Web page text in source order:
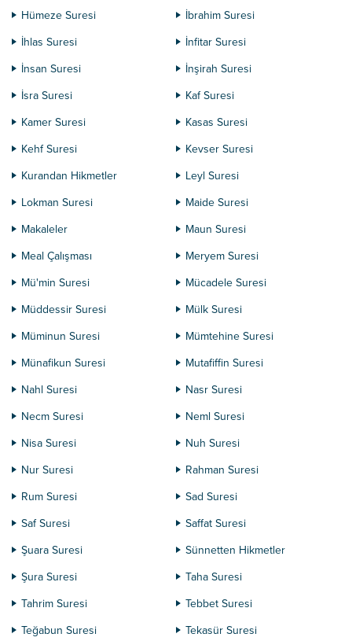
Hümeze Suresi
İbrahim Suresi
İhlas Suresi
İnfitar Suresi
İnsan Suresi
İnşirah Suresi
İsra Suresi
Kaf Suresi
Kamer Suresi
Kasas Suresi
Kehf Suresi
Kevser Suresi
Kurandan Hikmetler
Leyl Suresi
Lokman Suresi
Maide Suresi
Makaleler
Maun Suresi
Meal Çalışması
Meryem Suresi
Mü'min Suresi
Mücadele Suresi
Müddessir Suresi
Mülk Suresi
Müminun Suresi
Mümtehine Suresi
Münafikun Suresi
Mutafiffin Suresi
Nahl Suresi
Nasr Suresi
Necm Suresi
Neml Suresi
Nisa Suresi
Nuh Suresi
Nur Suresi
Rahman Suresi
Rum Suresi
Sad Suresi
Saf Suresi
Saffat Suresi
Şuara Suresi
Sünnetten Hikmetler
Şura Suresi
Taha Suresi
Tahrim Suresi
Tebbet Suresi
Teğabun Suresi
Tekasür Suresi